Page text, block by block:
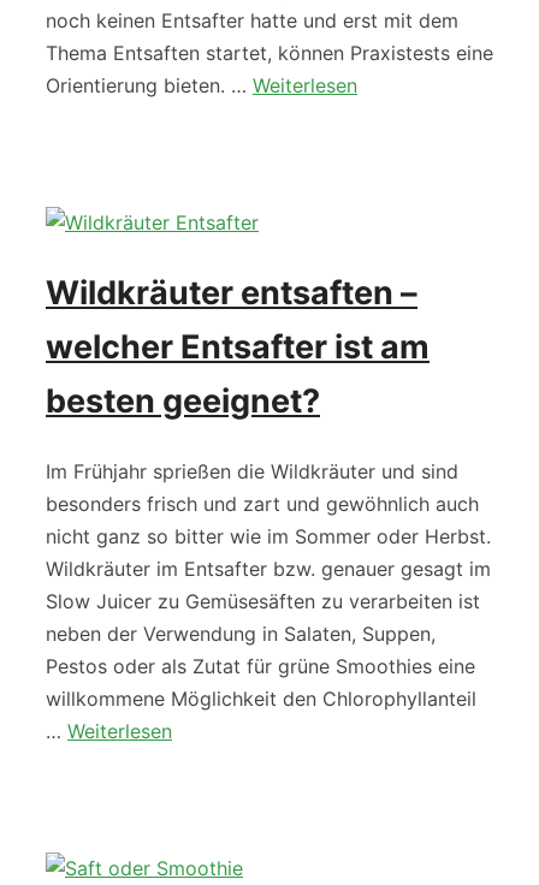
noch keinen Entsafter hatte und erst mit dem
Thema Entsaften startet, können Praxistests eine
Orientierung bieten. … Weiterlesen
Wildkräuter entsaften –
welcher Entsafter ist am
besten geeignet?
Im Frühjahr sprießen die Wildkräuter und sind
besonders frisch und zart und gewöhnlich auch
nicht ganz so bitter wie im Sommer oder Herbst.
Wildkräuter im Entsafter bzw. genauer gesagt im
Slow Juicer zu Gemüsesäften zu verarbeiten ist
neben der Verwendung in Salaten, Suppen,
Pestos oder als Zutat für grüne Smoothies eine
willkommene Möglichkeit den Chlorophyllanteil
… Weiterlesen